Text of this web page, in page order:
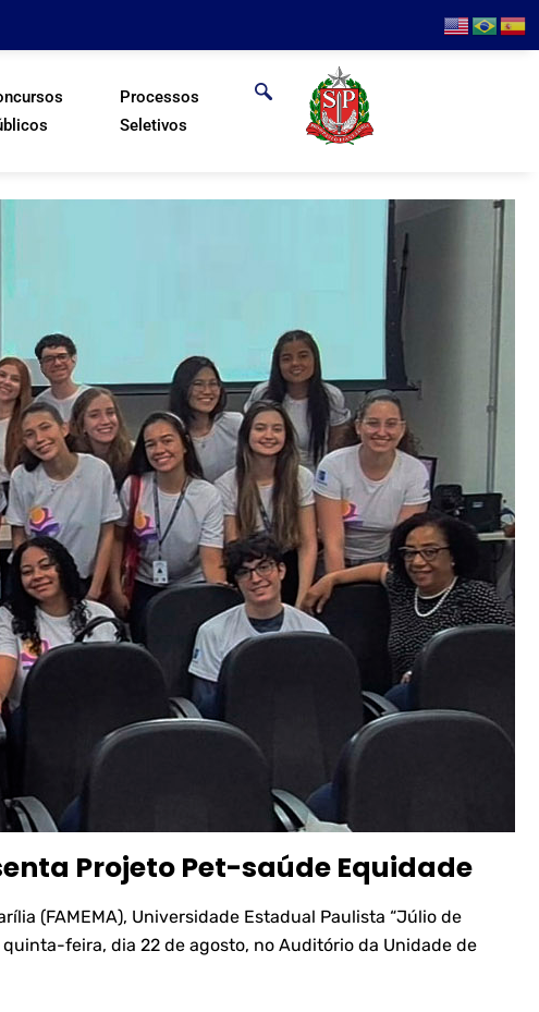
Processos
Seletivos
Projeto Pet-saúde Equidade
(FAMEMA), Universidade Estadual Paulista “Júlio de
feira, dia 22 de agosto, no Auditório da Unidade de